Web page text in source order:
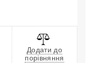
Додати до
порівняння